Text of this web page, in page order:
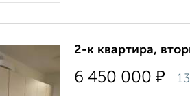
2-к квартира,
6 450 000 ₽